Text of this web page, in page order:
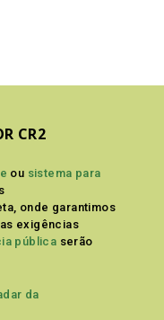
CR2
ou sistema para
onde garantimos
exigências
pública serão
da